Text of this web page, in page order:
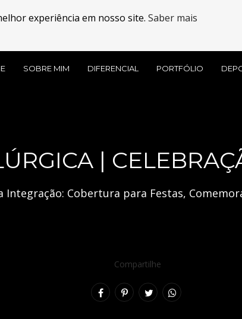
experiência em nosso site. Saber mais
SOBRE MIM DIFERENCIAL PORTFÓLIO
|
Integração: Cobertura para Festas,
Compartilhe